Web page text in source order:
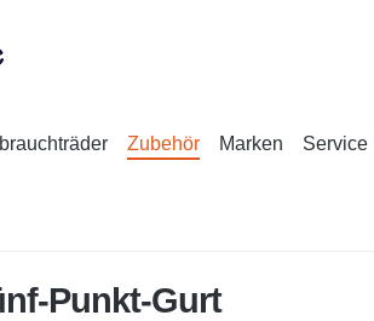
Zubehör Marken Service
Punkt-Gurt